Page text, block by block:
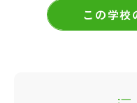
この学校